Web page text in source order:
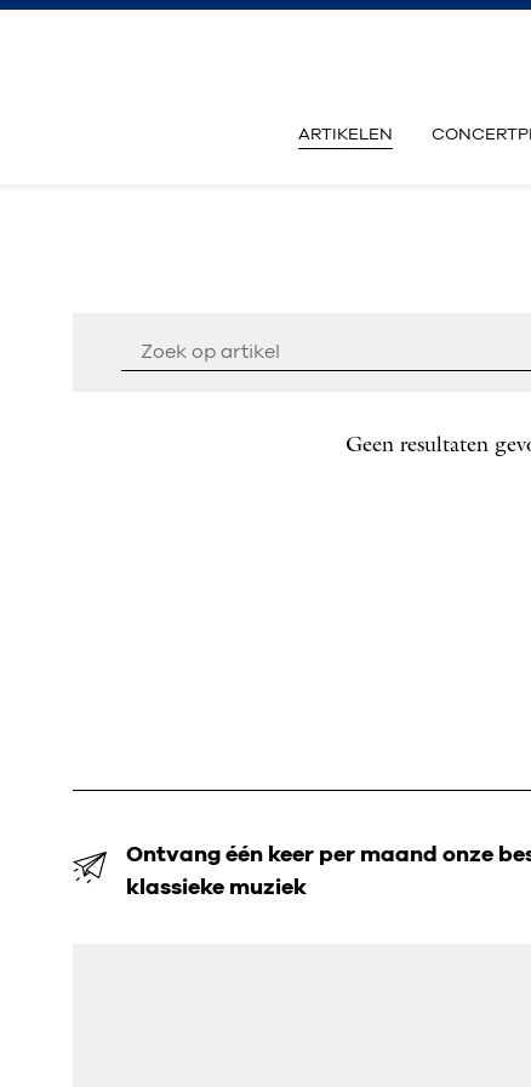
ARTIKELEN
Geen resultaten
Ontvang één keer per maand onze
klassieke muziek